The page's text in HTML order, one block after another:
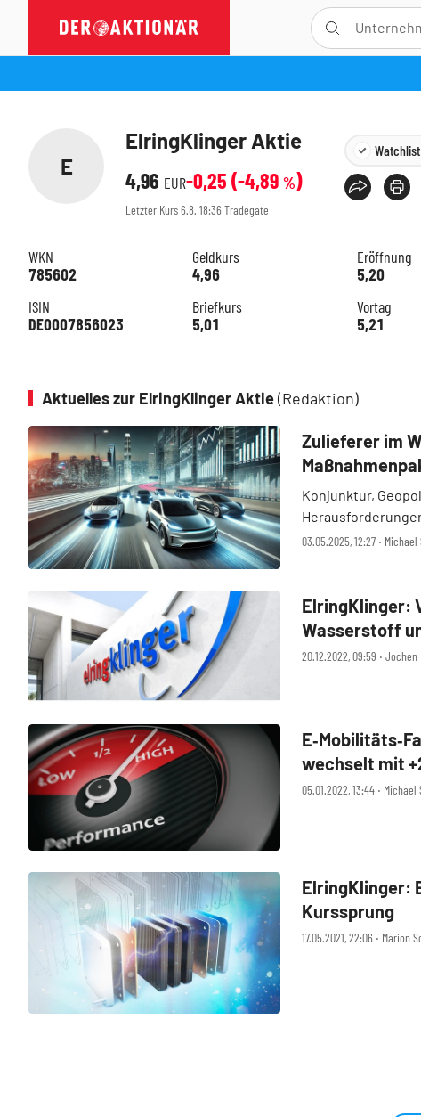
E
ElringKlinger Aktie
4,96 EUR-0,25 (-4,89 %)
Letzter Kurs6.8. 18:36Tradegate
Watchlist
WKN
785602
ISIN
DE0007856023
Geldkurs
4,96
Briefkurs
5,01
Eröffnung
5,20
Vortag
5,21
Aktuelles zur ElringKlinger Aktie(Redaktion)
03.05.2025, 12:27 ‧
Zulieferer im
Kaufsignal
Konjunktur,
20.12.2022, 09:59 ‧ Jochen
ElringKlinger:
Wasserstoff
05.01.2022, 13:44 ‧
wechselt mit
JPMorgan gibt
17.05.2021, 22:06 ‧ Marion
ElringKlinger:
Kurssprung